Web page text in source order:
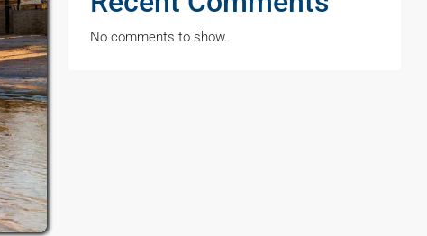
No comments to show.